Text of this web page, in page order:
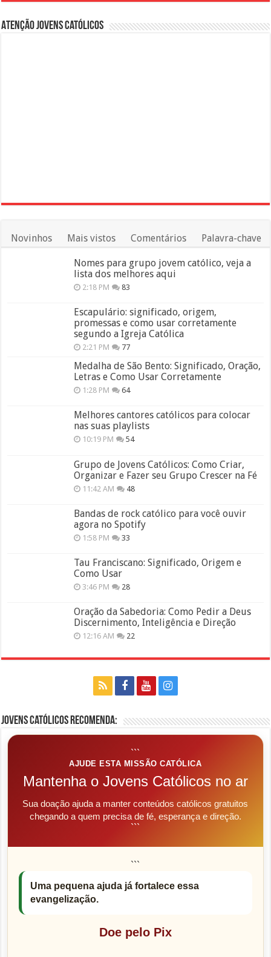
Atenção Jovens Católicos
Novinhos Mais vistos Comentários Palavra-chave
Nomes para grupo jovem católico, veja a
lista dos melhores aqui
2:18 PM 83
Escapulário: significado, origem,
promessas e como usar corretamente
segundo a Igreja Católica
2:21 PM 77
Medalha de São Bento: Significado, Oração,
Letras e Como Usar Corretamente
1:28 PM 64
Melhores cantores católicos para colocar
nas suas playlists
10:19 PM 54
Grupo de Jovens Católicos: Como Criar,
Organizar e Fazer seu Grupo Crescer na Fé
11:42 AM 48
Bandas de rock católico para você ouvir
agora no Spotify
1:58 PM 33
Tau Franciscano: Significado, Origem e
Como Usar
3:46 PM 28
Oração da Sabedoria: Como Pedir a Deus
Discernimento, Inteligência e Direção
12:16 AM 22
Jovens Católicos Recomenda:
```
AJUDE ESTA MISSÃO CATÓLICA
Mantenha o Jovens Católicos no ar
Sua doação ajuda a manter conteúdos católicos gratuitos
chegando a quem precisa de fé, esperança e direção.
```
```
Uma pequena ajuda já fortalece essa
evangelização.
Doe pelo Pix